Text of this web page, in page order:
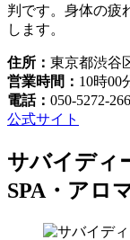
判です。身体の疲
します。
住所： 東京都渋谷
営業時間： 10時00
電話： 050-5272-
公式サイト
サバイディ
SPA・アロ